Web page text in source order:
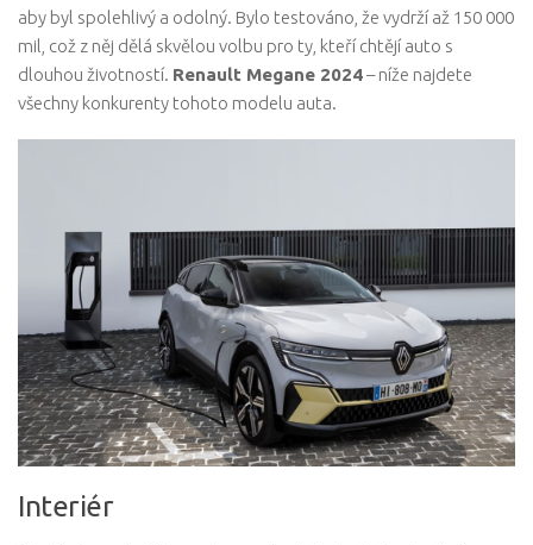
aby byl spolehlivý a odolný. Bylo testováno, že vydrží až 150 000
mil, což z něj dělá skvělou volbu pro ty, kteří chtějí auto s
dlouhou životností. Renault Megane 2024– níže najdete
všechny konkurenty tohoto modelu auta.
Interiér